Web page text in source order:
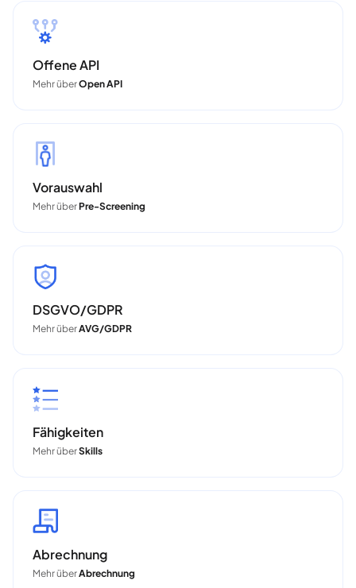
Offene API
Mehr überOpen API
Vorauswahl
Mehr überPre-Screening
DSGVO/GDPR
Mehr überAVG/GDPR
Fähigkeiten
Mehr überSkills
Abrechnung
Mehr überAbrechnung